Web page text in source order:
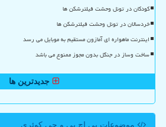
کودکان در تونل وحشت فیلترشکن ها
خردسالان در تونل وحشت فیلترشکن ها
اینترنت ماهواره ای آمازون مستقیم به موبایل می رسد
ساخت وساز در جنگل بدون مجوز ممنوع می باشد
جدیدترین ها
موضوعات پی اچ پی و جی كوئری